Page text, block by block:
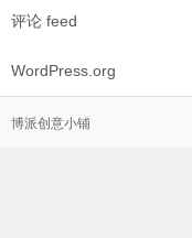
评论 feed
WordPress.org